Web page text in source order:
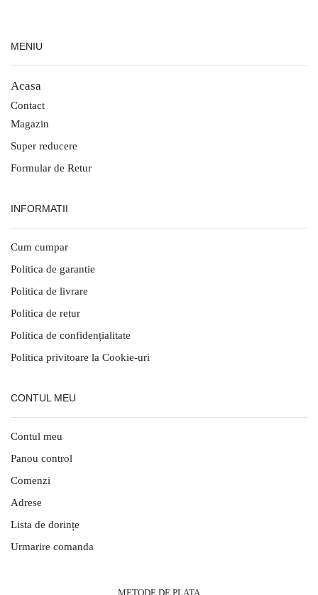
MENIU
Acasa
Contact
Magazin
Super reducere
Formular de Retur
INFORMATII
Cum cumpar
Politica de garantie
Politica de livrare
Politica de retur
Politica de confidențialitate
Politica privitoare la Cookie-uri
CONTUL MEU
Contul meu
Panou control
Comenzi
Adrese
Lista de dorințe
Urmarire comanda
METODE DE PLATA